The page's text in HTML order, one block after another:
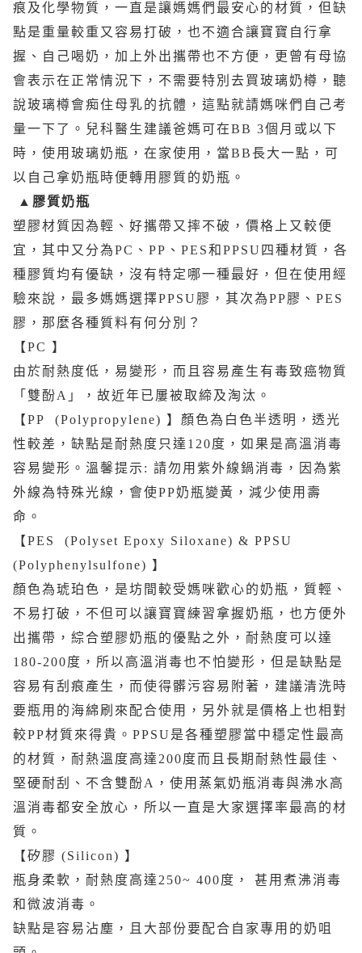
痕及化學物質，一直是讓媽媽們最安心的材質，但缺
點是重量較重又容易打破，也不適合讓寶寶自行拿
握、自己喝奶，加上外出攜帶也不方便，更曾有母協
會表示在正常情況下，不需要特別去買玻璃奶樽，聽
說玻璃樽會痴住母乳的抗體，這點就請媽咪們自己考
量一下了。兒科醫生建議爸媽可在BB 3個月或以下
時，使用玻璃奶瓶，在家使用，當BB長大一點，可
以自己拿奶瓶時便轉用膠質的奶瓶。
▲膠質奶瓶
塑膠材質因為輕、好攜帶又摔不破，價格上又較便
宜，其中又分為PC、PP、PES和PPSU四種材質，各
種膠質均有優缺，沒有特定哪一種最好，但在使用經
驗來說，最多媽媽選擇PPSU膠，其次為PP膠、PES
膠，那麼各種質料有何分別？
【PC 】
由於耐熱度低，易變形，而且容易產生有毒致癌物質
「雙酚A」，故近年已屢被取締及淘汰。
【PP (Polypropylene) 】顏色為白色半透明，透光
性較差，缺點是耐熱度只達120度，如果是高溫消毒
容易變形。溫馨提示: 請勿用紫外線鍋消毒，因為紫
外線為特殊光線，會使PP奶瓶變黃，減少使用壽
命。
【PES (Polyset Epoxy Siloxane) & PPSU
(Polyphenylsulfone) 】
顏色為琥珀色，是坊間較受媽咪歡心的奶瓶，質輕、
不易打破，不但可以讓寶寶練習拿握奶瓶，也方便外
出攜帶，綜合塑膠奶瓶的優點之外，耐熱度可以達
180-200度，所以高溫消毒也不怕變形，但是缺點是
容易有刮痕產生，而使得髒污容易附著，建議清洗時
要瓶用的海綿刷來配合使用，另外就是價格上也相對
較PP材質來得貴。PPSU是各種塑膠當中穩定性最高
的材質，耐熱溫度高達200度而且長期耐熱性最佳、
堅硬耐刮、不含雙酚A，使用蒸氣奶瓶消毒與沸水高
溫消毒都安全放心，所以一直是大家選擇率最高的材
質。
【矽膠 (Silicon) 】
瓶身柔軟，耐熱度高達250~ 400度， 甚用煮沸消毒
和微波消毒。
缺點是容易沾塵，且大部份要配合自家專用的奶咀